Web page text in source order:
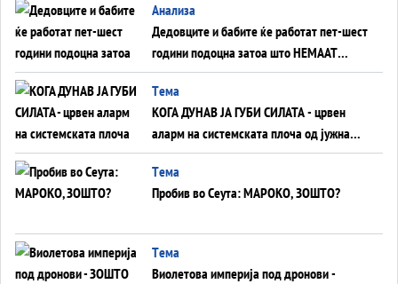
Анализа
Дедовците и бабите ќе работат пет-шест
години подоцна затоа што НЕМААТ
ВНУЦИ ДА ГИ ЗАМЕНАТ
Tема
КОГА ДУНАВ ЈА ГУБИ СИЛАТА - црвен
аларм на системската плоча од јужна
Германија до Црното Море...
Tема
Пробив во Сеута: МАРОКО, ЗОШТО?
Tема
Виолетова империја под дронови -